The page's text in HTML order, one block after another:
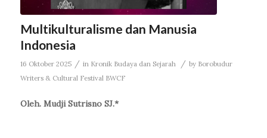
Multikulturalisme dan Manusia
Indonesia
16 Oktober 2025 / in Kronik Budaya dan Sejarah / by Borobudur
Writers & Cultural Festival BWCF
Oleh. Mudji Sutrisno SJ.*